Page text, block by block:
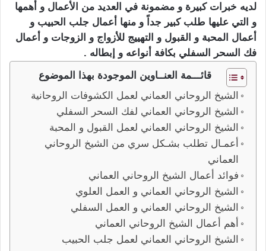
لديه خبرات كبيرة و مضمونة في العديد من الأعمال و أهمها
و التي عليها طلب كبير جداً و منها أعمال جلب الحبيب و
أعمال المحبة و القبول و التهييج للأزواج و الزوجات و أعمال
فك السحر السفلي بكافة أنواعه و إبطاله .
قائـــمة العنــاوين الموجودة بهذا الموضوع
الشيخ الروحاني العماني لعمل الكشوفات الروحانية
الشيخ الروحاني العماني لفك السحر السفلي
الشيخ الروحاني العماني لعمل القبول و المحبة
أعمـال تطلب بشـكل سري من الشيخ الروحاني
العماني
فوائد أعمال الشيخ الروحاني العماني
الشيخ الروحاني العماني و العمل العلوي
الشيخ الروحاني العماني و العمل السفلي
أهم أعمال الشيخ الروحاني العماني
الشيخ الروحاني العماني لعمل جلب الحبيب